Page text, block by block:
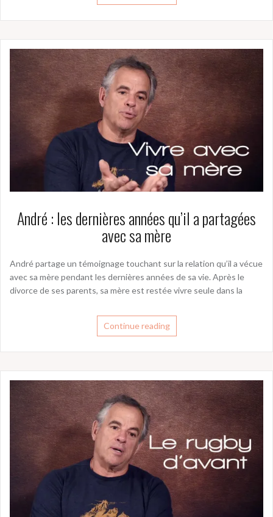
André : les dernières années qu’il a partagées
avec sa mère
André partage un témoignage touchant sur la relation qu’il a vécue
avec sa mère pendant les dernières années de sa vie. Après le
divorce de ses parents, sa mère est restée vivre seule dans la
Continue reading